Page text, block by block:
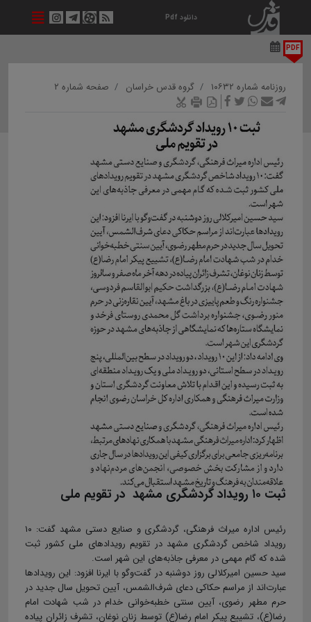
دانلود Pdf
PDF
روزنامه شماره ۱۰۶۳۲ گروه قدس خراسان صفحه شماره ۲
ثبت ۱۰ رویداد گردشگری مشهد در تقویم ملی
رئیس اداره میراث فرهنگی، گردشگری و صنایع‌ دستی مشهد گفت: ۱۰
رویداد شاخص گردشگری مشهد در تقویم رویدادهای ملی کشور ثبت
شده که گام مهمی در معرفی جاذبه‌های این شهر است.
سید حسین امیرکلالی روز دوشنبه در گفت‌وگو با ایرنا افزود: این رویدادها
عبارت‌اند از مراسم حکاکی دعای شرف‌الشمس، آیین تحویل سال جدید در
حرم مطهر رضوی، آیین سنتی خطبه‌خوانی خدام در شب شهادت امام
رضا(ع)، تشییع پیکر امام رضا(ع) توسط زنان نوغان، تشرف زائران پیاده